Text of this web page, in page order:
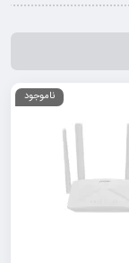
ناموجود